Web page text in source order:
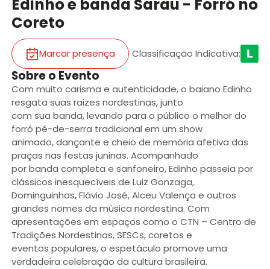
Edinho e banda Sarau - Forró no
Coreto
Marcar presença Classificação Indicativa:
Sobre o Evento
Com muito carisma e autenticidade, o baiano Edinho
resgata suas raizes nordestinas, junto
com sua banda, levando para o público o melhor do
forró pé-de-serra tradicional em um show
animado, dançante e cheio de memória afetiva das
praças nas festas juninas. Acompanhado
por banda completa e sanfoneiro, Edinho passeia por
clássicos inesquecíveis de Luiz Gonzaga,
Dominguinhos, Flávio José, Alceu Valença e outros
grandes nomes da música nordestina. Com
apresentações em espaços como o CTN – Centro de
Tradições Nordestinas, SESCs, coretos e
eventos populares, o espetáculo promove uma
verdadeira celebração da cultura brasileira.